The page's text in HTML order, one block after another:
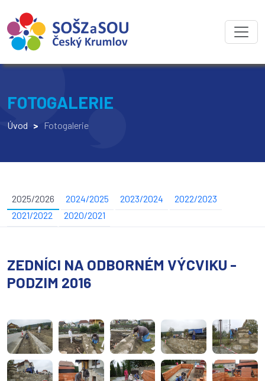
FOTOGALERIE
Úvod > Fotogalerie
2025/2026 2024/2025 2023/2024
2022/2023
2021/2022
2020/2021
ZEDNÍCI NA ODBORNÉM VÝCVIKU -
PODZIM 2016